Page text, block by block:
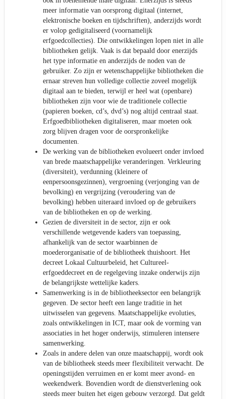
meer informatie van oorsprong digitaal (internet,
elektronische boeken en tijdschriften), anderzijds wordt
er volop gedigitaliseerd (voornamelijk
erfgoedcollecties). Die ontwikkelingen lopen niet in alle
bibliotheken gelijk. Vaak is dat bepaald door enerzijds
het type informatie en anderzijds de noden van de
gebruiker. Zo zijn er wetenschappelijke bibliotheken die
ernaar streven hun volledige collectie zoveel mogelijk
digitaal aan te bieden, terwijl er heel wat (openbare)
bibliotheken zijn voor wie de traditionele collectie
(papieren boeken, cd’s, dvd’s) nog altijd centraal staat.
Erfgoedbibliotheken digitaliseren, maar moeten ook
zorg blijven dragen voor de oorspronkelijke
documenten.
De werking van de bibliotheken evolueert onder invloed
van brede maatschappelijke veranderingen. Verkleuring
(diversiteit), verdunning (kleinere of
eenpersoonsgezinnen), vergroening (verjonging van de
bevolking) en vergrijzing (veroudering van de
bevolking) hebben uiteraard invloed op de gebruikers
van de bibliotheken en op de werking.
Gezien de diversiteit in de sector, zijn er ook
verschillende wetgevende kaders van toepassing,
afhankelijk van de sector waarbinnen de
moederorganisatie of de bibliotheek thuishoort. Het
decreet Lokaal Cultuurbeleid, het Cultureel-
erfgoeddecreet en de regelgeving inzake onderwijs zijn
de belangrijkste wettelijke kaders.
Samenwerking is in de bibliotheeksector een belangrijk
gegeven. De sector heeft een lange traditie in het
uitwisselen van gegevens. Maatschappelijke evoluties,
zoals ontwikkelingen in ICT, maar ook de vorming van
associaties in het hoger onderwijs, stimuleren intensere
samenwerking.
Zoals in andere delen van onze maatschappij, wordt ook
van de bibliotheek steeds meer flexibiliteit verwacht. De
openingstijden verruimen en er komt meer avond- en
weekendwerk. Bovendien wordt de dienstverlening ook
steeds meer buiten het eigen gebouw verzorgd. Dat geldt